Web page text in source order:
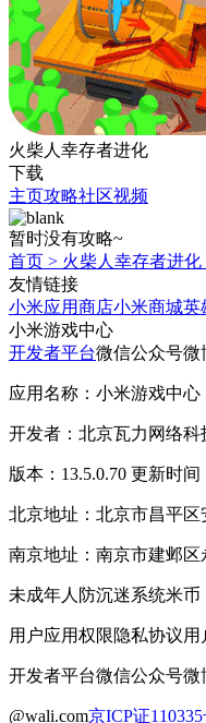
火柴人幸存者进化
下载
主页攻略社区视频
暂时没有攻略~
首页 > 火柴人幸存者进化
友情链接
小米应用商店小米商城英
小米游戏中心
开发者平台微信公众号微
应用名称：小米游戏中心
开发者：北京瓦力网络科
版本：13.5.0.70 更新时间
北京地址：北京市昌平区
南京地址：南京市建邺
未成年人防沉迷系统米币
用户应用权限隐私协议用
开发者平台微信公众号微
@wali.com京ICP证